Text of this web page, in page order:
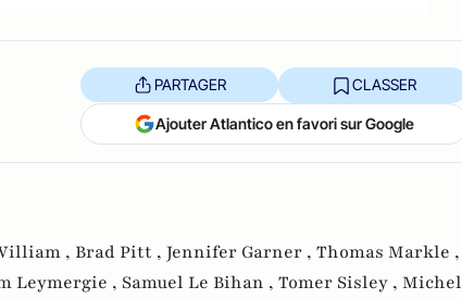
PARTAGER CLASSER
Ajouter Atlantico en favori sur Google
, Brad Pitt , Jennifer Garner , Thomas Markle ,
Leymergie , Samuel Le Bihan , Tomer Sisley , Michel